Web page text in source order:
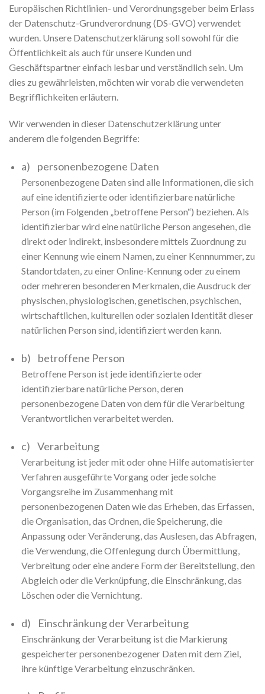
Europäischen Richtlinien- und Verordnungsgeber beim Erlass
der Datenschutz-Grundverordnung (DS-GVO) verwendet
wurden. Unsere Datenschutzerklärung soll sowohl für die
Öffentlichkeit als auch für unsere Kunden und
Geschäftspartner einfach lesbar und verständlich sein. Um
dies zu gewährleisten, möchten wir vorab die verwendeten
Begrifflichkeiten erläutern.
Wir verwenden in dieser Datenschutzerklärung unter
anderem die folgenden Begriffe:
a) personenbezogene Daten
Personenbezogene Daten sind alle Informationen, die sich
auf eine identifizierte oder identifizierbare natürliche
Person (im Folgenden „betroffene Person“) beziehen. Als
identifizierbar wird eine natürliche Person angesehen, die
direkt oder indirekt, insbesondere mittels Zuordnung zu
einer Kennung wie einem Namen, zu einer Kennnummer, zu
Standortdaten, zu einer Online-Kennung oder zu einem
oder mehreren besonderen Merkmalen, die Ausdruck der
physischen, physiologischen, genetischen, psychischen,
wirtschaftlichen, kulturellen oder sozialen Identität dieser
natürlichen Person sind, identifiziert werden kann.
b) betroffene Person
Betroffene Person ist jede identifizierte oder
identifizierbare natürliche Person, deren
personenbezogene Daten von dem für die Verarbeitung
Verantwortlichen verarbeitet werden.
c) Verarbeitung
Verarbeitung ist jeder mit oder ohne Hilfe automatisierter
Verfahren ausgeführte Vorgang oder jede solche
Vorgangsreihe im Zusammenhang mit
personenbezogenen Daten wie das Erheben, das Erfassen,
die Organisation, das Ordnen, die Speicherung, die
Anpassung oder Veränderung, das Auslesen, das Abfragen,
die Verwendung, die Offenlegung durch Übermittlung,
Verbreitung oder eine andere Form der Bereitstellung, den
Abgleich oder die Verknüpfung, die Einschränkung, das
Löschen oder die Vernichtung.
d) Einschränkung der Verarbeitung
Einschränkung der Verarbeitung ist die Markierung
gespeicherter personenbezogener Daten mit dem Ziel,
ihre künftige Verarbeitung einzuschränken.